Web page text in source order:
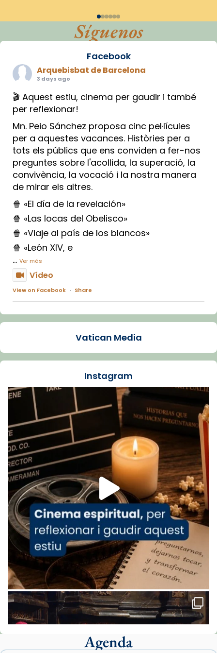
Síguenos
Facebook
Arquebisbat de Barcelona
3 days ago
🎬 Aquest estiu, cinema per gaudir i també
per reflexionar!
Mn. Peio Sánchez proposa cinc pel·lícules
per a aquestes vacances. Històries per a
tots els públics que ens conviden a fer-nos
preguntes sobre l'acollida, la superació, la
convivència, la vocació i la nostra manera
de mirar els altres.
🍿 «El día de la revelación»
🍿 «Las locas del Obelisco»
🍿 «Viaje al país de los blancos»
🍿 «León XIV, e
... Ver más
Vídeo
View on Facebook · Share
Arquebisbat de Barcelona
La Carmina va patir depressió. Fa gairebé
dos mesos, a l'Estadi Lluís Companys, la
Recupera l'entrevista comp
Vatican
tican News 👇
www.vaticannews.va/es/iglesia/news/2026-
07/carmina-historia-depresion-papa-viaje-
espana-testimoni...
Foto
View on Facebook · Share
Arquebisbat de Barcelona
2 weeks ago
«Avui les santes Juliana i Semproniana ens
ajuden a alçar la mirada»
Mons. Sergi Gordo, bisbe de Tortosa, ha
presidit aquest 27 de juliol la missa de Les
Santes de Mataró.
🔗tinyurl.com/cvu5jmbk
📸 J. Merino
Vatican Media
Instagram
Agenda